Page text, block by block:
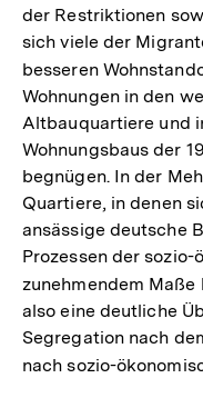
der Restriktionen
sich viele der
besseren
Wohnungen in den
Altbauquartiere und
Wohnungsbaus der
begnügen. In der
Quartiere, in denen
ansässige deutsche
Prozessen der
zunehmendem
also eine deutliche
Segregation nach
nach sozio-